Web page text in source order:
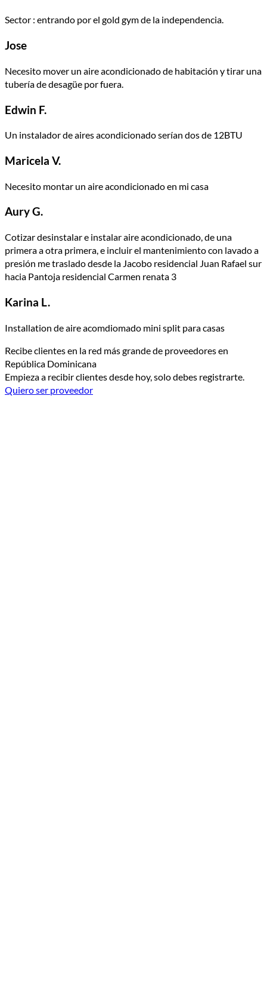
Sector : entrando por el gold gym de la independencia.
Jose
Necesito mover un aire acondicionado de habitación y tirar una
tubería de desagüe por fuera.
Edwin F.
Un instalador de aires acondicionado serían dos de 12BTU
Maricela V.
Necesito montar un aire acondicionado en mi casa
Aury G.
Cotizar desinstalar e instalar aire acondicionado, de una
primera a otra primera, e incluir el mantenimiento con lavado a
presión me traslado desde la Jacobo residencial Juan Rafael sur
hacia Pantoja residencial Carmen renata 3
Karina L.
Installation de aire acomdiomado mini split para casas
Recibe clientes en la red más grande de proveedores en
República Dominicana
Empieza a recibir clientes desde hoy, solo debes registrarte.
Quiero ser proveedor